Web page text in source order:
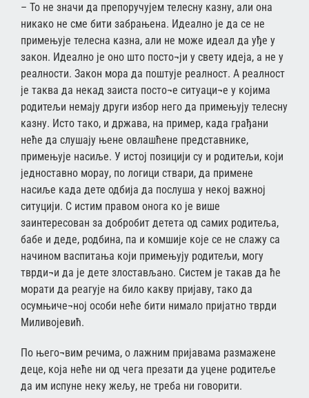
– То не значи да препоручујем телесну казну, али она
никако не сме бити забрањена. Идеално је да се не
примењује телесна казна, али не може идеал да уђе у
закон. Идеално је оно што посто¬ји у свету идеја, а не у
реалности. Закон мора да поштује реалност. А реалност
је таква да некад заиста посто¬е ситуаци¬е у којима
родитељи немају други избор него да примењују телесну
казну. Исто тако, и држава, на пример, када грађани
неће да слушају њене овлашћене представнике,
примењује насиље. У истој позицији су и родитељи, који
једноставно морау, по логици ствари, да примене
насиље када дете одбија да послуша у некој важној
ситуцији. С истим правом онога ко је више
заинтересован за добробит детета од самих родитеља,
бабе и деде, родбина, па и комшије које се не слажу са
начином васпитања који примењују родитељи, могу
тврди¬и да је дете злостављано. Систем је такав да ће
морати да реагује на било какву пријаву, тако да
осумњиче¬ној особи неће бити нимало пријатно тврди
Миливојевић.
По њего¬вим речима, о лажним пријавама размажене
деце, која неће ни од чега презати да уцене родитеље
да им испуне неку жељу, не треба ни говорити.